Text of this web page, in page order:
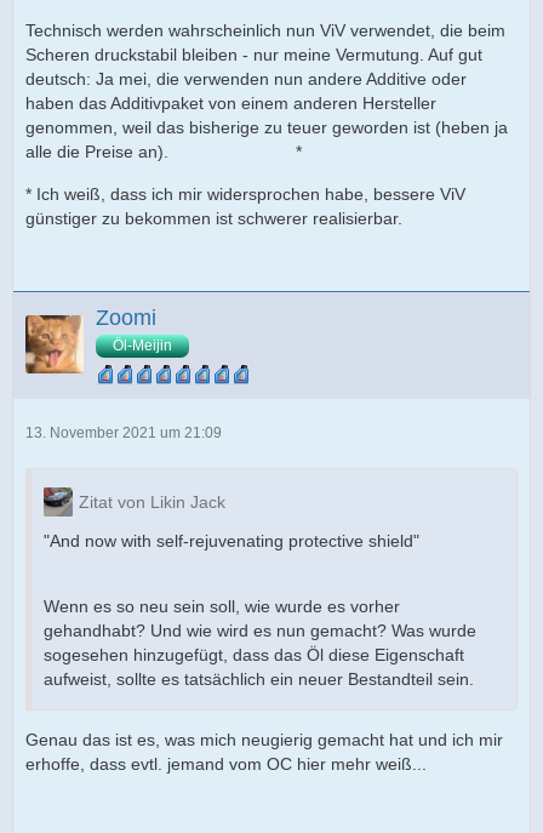
Technisch werden wahrscheinlich nun ViV verwendet, die beim
Scheren druckstabil bleiben - nur meine Vermutung. Auf gut
deutsch: Ja mei, die verwenden nun andere Additive oder
haben das Additivpaket von einem anderen Hersteller
genommen, weil das bisherige zu teuer geworden ist (heben ja
alle die Preise an).
*
* Ich weiß, dass ich mir widersprochen habe, bessere ViV
günstiger zu bekommen ist schwerer realisierbar.
Zoomi
Öl-Meijin
13. November 2021 um 21:09
Zitat von Likin Jack
"And now with self-rejuvenating protective shield"
Wenn es so neu sein soll, wie wurde es vorher
gehandhabt? Und wie wird es nun gemacht? Was wurde
sogesehen hinzugefügt, dass das Öl diese Eigenschaft
aufweist, sollte es tatsächlich ein neuer Bestandteil sein.
Genau das ist es, was mich neugierig gemacht hat und ich mir
erhoffe, dass evtl. jemand vom OC hier mehr weiß...